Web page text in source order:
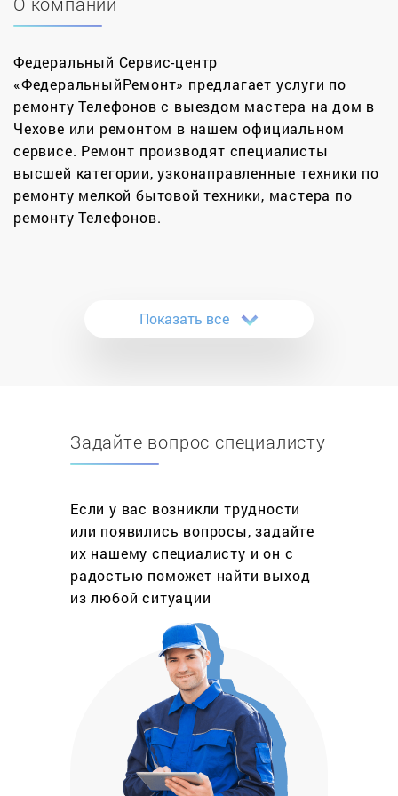
Федеральный Сервис-центр
«ФедеральныйРемонт» предлагает услуги по
ремонту Телефонов с выездом мастера на дом в
Чехове или ремонтом в нашем официальном
сервисе. Ремонт производят специалисты
высшей категории, узконаправленные техники по
ремонту мелкой бытовой техники, мастера по
ремонту Телефонов.
ситуацией поломки телефона. Очень обидно,
когда в самый неподходящий момент ваш
Попадание влаги
Окисление микросхем
Стороннее ПО
И другие
Наш сервисный центр предоставляет вам услуги
ремонта телефонов любого производителя. В
ремонтных работах мы используем только
оригинальные запчасти для мобильных
устройств – это способствует корректной и
долгосрочной работе вашего устройства.
РЕМОНТ СМАРТФОНОВ – ДЕШЕВЛЕ ЧЕМ ВЫ
Показать все
Задайте вопрос специалисту
Если у вас возникли трудности
или появились вопросы, задайте
их нашему специалисту и он с
радостью поможет найти выход
из любой ситуации